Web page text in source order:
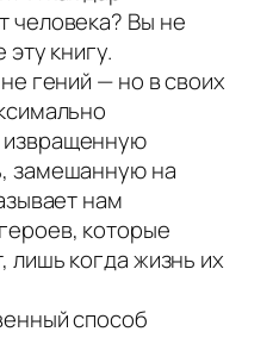
человека? Вы не
эту книгу.
гений — но в своих
замешанную на
нам
которые
когда жизнь их
способ